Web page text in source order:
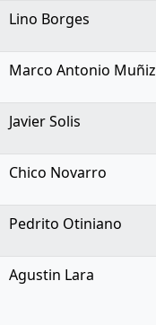
Lino Borges
Marco Antonio Muñiz
Javier Solis
Chico Novarro
Pedrito Otiniano
Agustin Lara